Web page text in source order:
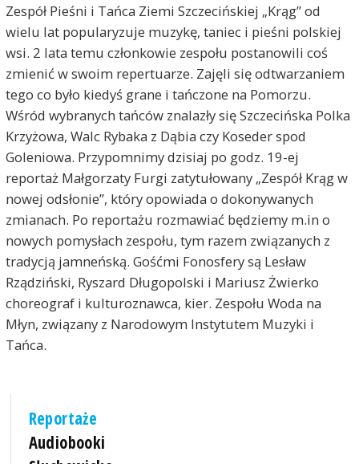
Zespół Pieśni i Tańca Ziemi Szczecińskiej „Krąg” od
wielu lat popularyzuje muzykę, taniec i pieśni polskiej
wsi. 2 lata temu członkowie zespołu postanowili coś
zmienić w swoim repertuarze. Zajęli się odtwarzaniem
tego co było kiedyś grane i tańczone na Pomorzu.
Wśród wybranych tańców znalazły się Szczecińska Polka
Krzyżowa, Walc Rybaka z Dąbia czy Koseder spod
Goleniowa. Przypomnimy dzisiaj po godz. 19-ej
reportaż Małgorzaty Furgi zatytułowany „Zespół Krąg w
nowej odsłonie”, który opowiada o dokonywanych
zmianach. Po reportażu rozmawiać będziemy m.in o
nowych pomysłach zespołu, tym razem związanych z
tradycją jamneńską. Gośćmi Fonosfery są Lesław
Rządziński, Ryszard Długopolski i Mariusz Żwierko
choreograf i kulturoznawca, kier. Zespołu Woda na
Młyn, związany z Narodowym Instytutem Muzyki i
Tańca.
Reportaże
Audiobooki